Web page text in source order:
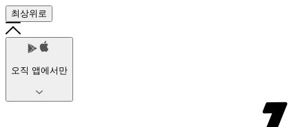
최상위로
오직 앱에서만